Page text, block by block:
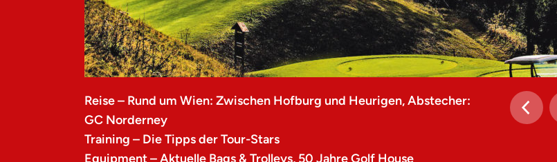
Reise – Rund um Wien: Zwischen Hofburg und Heurigen, Abstecher:
GC Norderney
Training – Die Tipps der Tour-Stars
Equipment – Aktuelle Bags & Trolleys, 50 Jahre Golf House